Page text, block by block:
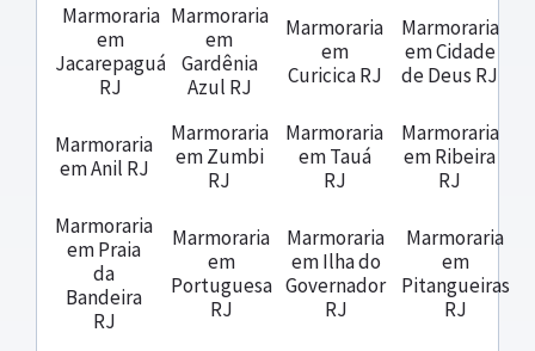
Marmoraria
em
Jacarepaguá
RJ
Marmoraria
em
Gardênia
Azul RJ
Marmoraria
em
Curicica RJ
Marmoraria
em Cidade
de Deus RJ
Marmoraria
em Anil RJ
Marmoraria
em Zumbi
RJ
Marmoraria
em Tauá
RJ
Marmoraria
em Ribeira
RJ
Marmoraria
em Praia
da
Bandeira
RJ
Marmoraria
em
Portuguesa
RJ
Marmoraria
em Ilha do
Governador
RJ
Marmoraria
em
Pitangueiras
RJ